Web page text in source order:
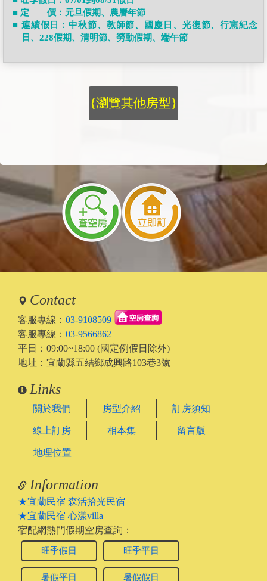
■ 定 價：元旦假期、農曆年節
■ 連續假日：中秋節、教師節、國慶日、光復節、行憲紀念
日、228假期、清明節、勞動假期、端午節
{瀏覽其他房型}
Contact
客服專線： 03-9108509
客服專線： 03-9566862
平日：09:00~18:00 (國定例假日除外)
地址：宜蘭縣五結鄉成興路103巷3號
Links
關於我們 房型介紹 訂房須知
線上訂房 相本集 留言版
地理位置
Information
★宜蘭民宿 森活拾光民宿
★宜蘭民宿 心漾villa
宿配網熱門假期空房查詢：
旺季假日 旺季平日
暑假平日 暑假假日